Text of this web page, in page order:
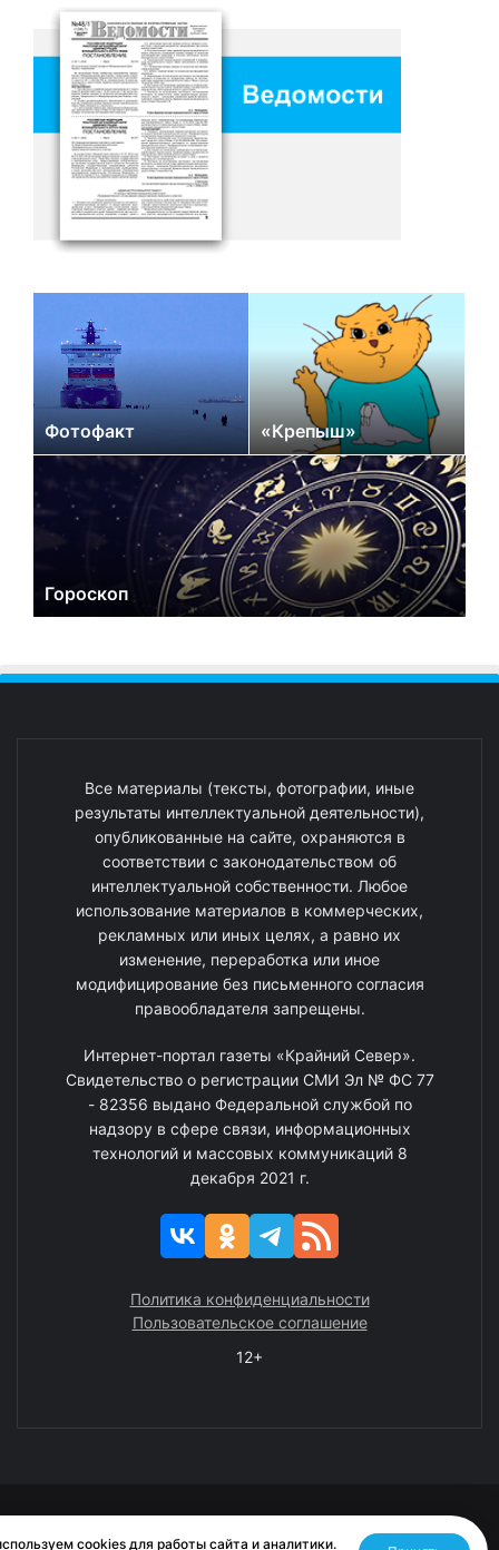
Фотофакт «Крепыш»
Гороскоп
Все материалы (тексты, фотографии, иные
результаты интеллектуальной деятельности),
опубликованные на сайте, охраняются в
соответствии с законодательством об
интеллектуальной собственности. Любое
использование материалов в коммерческих,
рекламных или иных целях, а равно их
изменение, переработка или иное
модифицирование без письменного согласия
правообладателя запрещены.
Интернет-портал газеты «Крайний Север».
Свидетельство о регистрации СМИ Эл № ФС 77
- 82356 выдано Федеральной службой по
надзору в сфере связи, информационных
технологий и массовых коммуникаций 8
декабря 2021 г.
Политика конфиденциальности
Пользовательское соглашение
12+
cookies для работы сайта и аналитики.